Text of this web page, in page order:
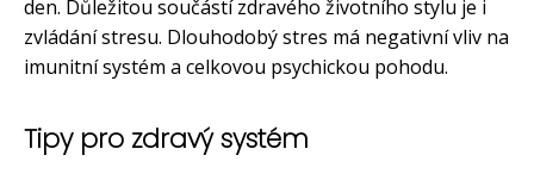
den. Důležitou součástí zdravého životního stylu je i
zvládání stresu. Dlouhodobý stres má negativní vliv na
imunitní systém a celkovou psychickou pohodu.
Tipy pro zdravý systém